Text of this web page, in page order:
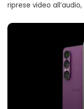
riprese video